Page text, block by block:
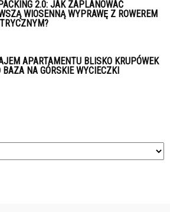
2.0: JAK ZAPLANOWAĆ
WIOSENNĄ WYPRAWĘ Z ROWEREM
APARTAMENTU BLISKO KRUPÓWEK
BAZA NA GÓRSKIE WYCIECZKI